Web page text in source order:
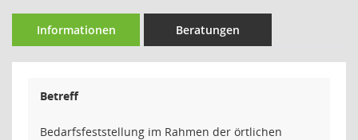
Informationen Beratungen
Betreff
Bedarfsfeststellung im Rahmen der örtlichen